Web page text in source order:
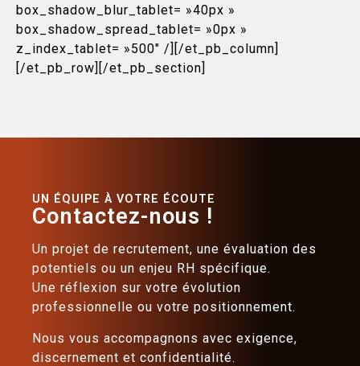
box_shadow_blur_tablet= »40px »
box_shadow_spread_tablet= »0px »
z_index_tablet= »500″ /][/et_pb_column]
[/et_pb_row][/et_pb_section]
UN ÉQUIPE À VOTRE ÉCOUTE
Contactez-nous !
Un projet de recrutement, une évaluation des
potentiels ou un enjeu RH spécifique.
Une réflexion sur votre évolution
professionnelle ou votre positionnement.
Nous vous accompagnons avec exigence,
discernement et confidentialité.